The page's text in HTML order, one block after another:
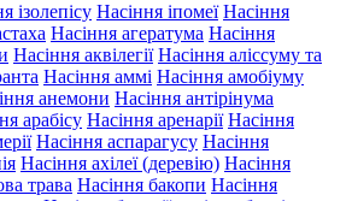
ізолепісу Насіння іпомеї Насіння
Насіння агератума Насіння
Насіння аквілегії Насіння аліссуму та
Насіння аммі Насіння амобіуму
анемони Насіння антірінума
арабісу Насіння аренарії Насіння
Насіння аспарагусу Насіння
Насіння ахілеї (деревію) Насіння
трава Насіння бакопи Насіння